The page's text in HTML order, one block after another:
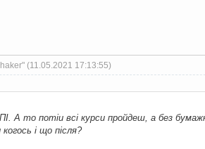
(11.05.2021 17:13:55)
А то потіи всі курси пройдеш, а без
і що після?